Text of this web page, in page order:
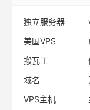
独立服务器
美国VPS
搬瓦工
域名
VPS主机